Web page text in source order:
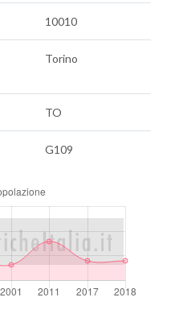
10010
Torino
TO
G109